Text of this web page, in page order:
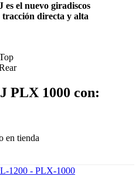
el nuevo giradiscos
tracción directa y alta
PLX 1000 con:
en tienda